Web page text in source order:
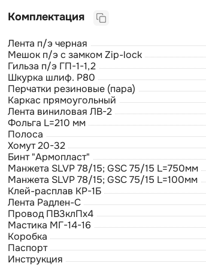
Лента п/э черная
Мешок п/э с замком Zip-lock
Гильза п/э ГП-1-1,2
Шкурка шлиф. Р80
Перчатки резиновые (пара)
Каркас прямоугольный
Лента виниловая ЛВ-2
Фольга L=210 мм
Полоса
Хомут 20-32
Бинт "Армопласт"
Манжета SLVP 78/15; GSC 75/15 L=750мм
Манжета SLVP 78/15; GSC 75/15 L=100мм
Клей-расплав КР-1Б
Лента Радлен-С
Провод ПВ3клПх4
Мастика МГ-14-16
Коробка
Паспорт
Инструкция